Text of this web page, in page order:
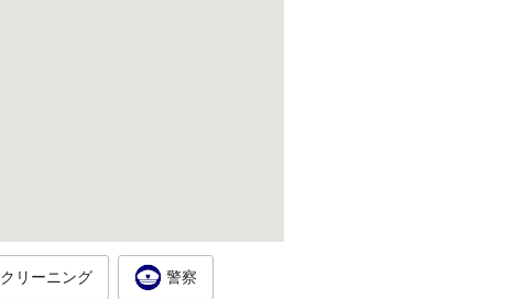
クリーニング 警察